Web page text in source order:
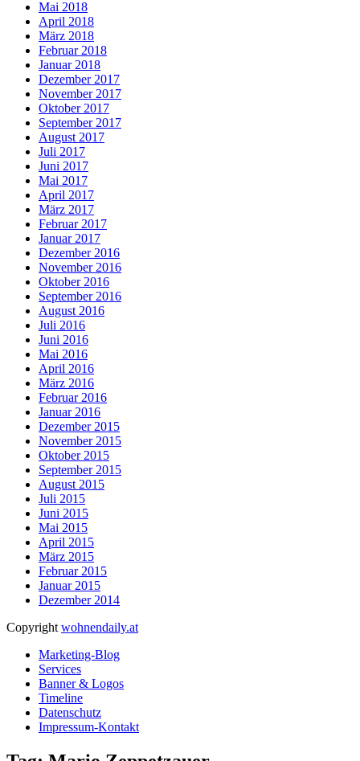
Mai 2018
April 2018
März 2018
Februar 2018
Januar 2018
Dezember 2017
November 2017
Oktober 2017
September 2017
August 2017
Juli 2017
Juni 2017
Mai 2017
April 2017
März 2017
Februar 2017
Januar 2017
Dezember 2016
November 2016
Oktober 2016
September 2016
August 2016
Juli 2016
Juni 2016
Mai 2016
April 2016
März 2016
Februar 2016
Januar 2016
Dezember 2015
November 2015
Oktober 2015
September 2015
August 2015
Juli 2015
Juni 2015
Mai 2015
April 2015
März 2015
Februar 2015
Januar 2015
Dezember 2014
Copyright wohnendaily.at
Marketing-Blog
Services
Banner & Logos
Timeline
Datenschutz
Impressum-Kontakt